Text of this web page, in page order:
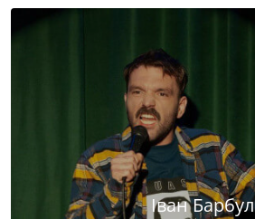
Іван Барбул